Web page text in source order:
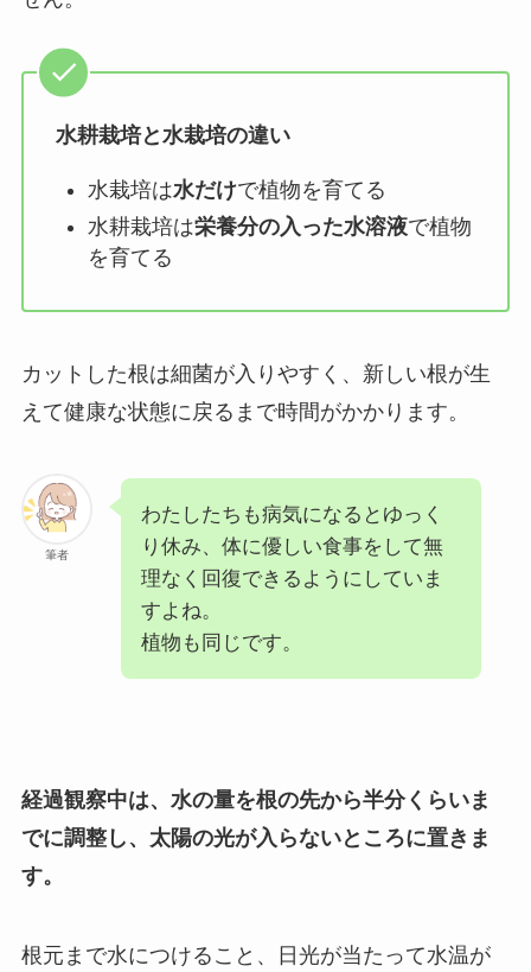
水耕栽培と水栽培の違い
水栽培は水だけで植物を育てる
水耕栽培は栄養分の入った水溶液で植物
を育てる
カットした根は細菌が入りやすく、新しい根が生
えて健康な状態に戻るまで時間がかかります。
筆者
わたしたちも病気になるとゆっく
り休み、体に優しい食事をして無
理なく回復できるようにしていま
すよね。
植物も同じです。
経過観察中は、水の量を根の先から半分くらいま
でに調整し、太陽の光が入らないところに置きま
す。
根元まで水につけること、日光が当たって水温が